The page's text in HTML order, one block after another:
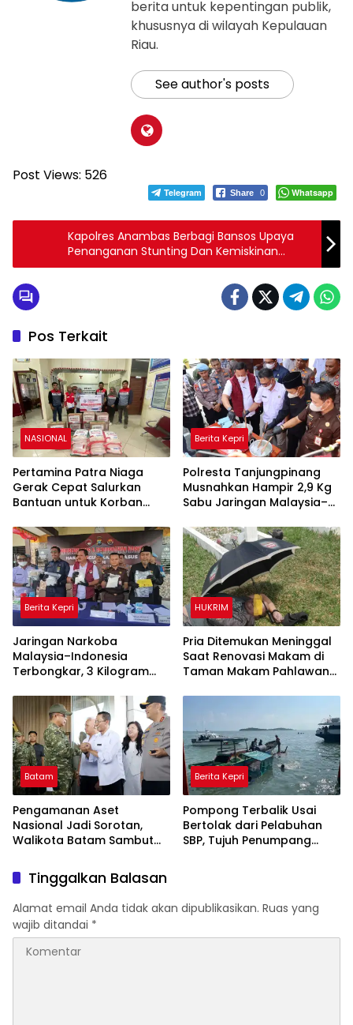
berita untuk kepentingan publik,
khususnya di wilayah Kepulauan
Riau.
See author's posts
Post Views: 526
Telegram Share 0 Whatsapp
Kapolres Anambas Berbagi Bansos Upaya
Penanganan Stunting Dan Kemiskinan
Ekstrem
Pos Terkait
NASIONAL
Pertamina Patra Niaga
Gerak Cepat Salurkan
Bantuan untuk Korban
Berita Kepri
Polresta Tanjungpinang
Musnahkan Hampir 2,9 Kg
Sabu Jaringan Malaysia–
Ribuan Jiwa
Berita Kepri
Jaringan Narkoba
Malaysia–Indonesia
Terbongkar, 3 Kilogram
Lewat Tanjungpinang
HUKRIM
Pria Ditemukan Meninggal
Saat Renovasi Makam di
Taman Makam Pahlawan
Batam
Pengamanan Aset
Nasional Jadi Sorotan,
Walikota Batam Sambut
Kepri
Berita Kepri
Pompong Terbalik Usai
Bertolak dari Pelabuhan
SBP, Tujuh Penumpang
Tinggalkan Balasan
Alamat email Anda tidak akan dipublikasikan. Ruas yang
wajib ditandai *